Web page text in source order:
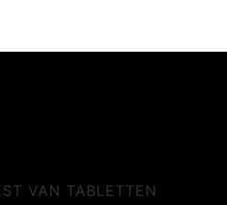
VAN TABLETTEN